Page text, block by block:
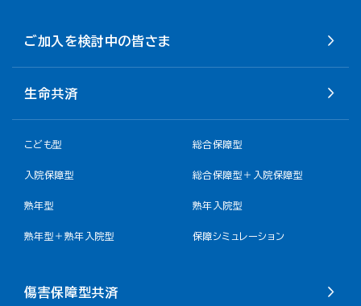
ご加入を検討中の皆さま
生命共済
こども型 総合保障型
入院保障型 総合保障型＋入院保障型
熟年型 熟年入院型
熟年型＋熟年入院型 保障シミュレーション
傷害保障型共済